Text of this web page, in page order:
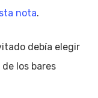
nota.
debía elegir
los bares